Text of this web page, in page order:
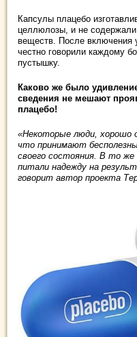
Капсулы плацебо
целлюлозы, и не
веществ. После включения
честно говорили каждому
пустышку.
Каково же было
сведения не мешают
плацебо!
«Некоторые люди, хорошо
что принимают
своего состояния. В то
питали надежду на
говорит автор проекта